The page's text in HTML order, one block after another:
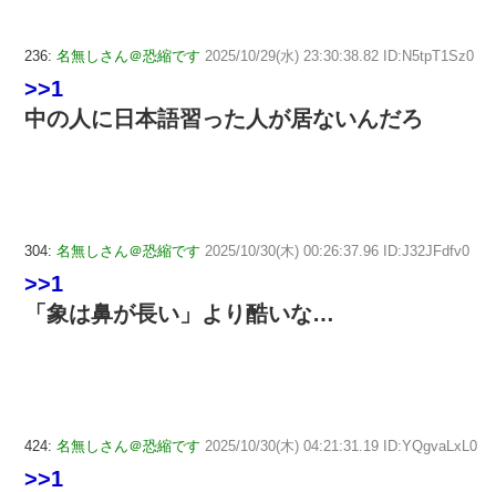
236: 名無しさん＠恐縮です 2025/10/29(水) 23:30:38.82 ID:N5tpT1Sz0
>>1
中の人に日本語習った人が居ないんだろ
304: 名無しさん＠恐縮です 2025/10/30(木) 00:26:37.96 ID:J32JFdfv0
>>1
「象は鼻が長い」より酷いな…
424: 名無しさん＠恐縮です 2025/10/30(木) 04:21:31.19 ID:YQgvaLxL0
>>1